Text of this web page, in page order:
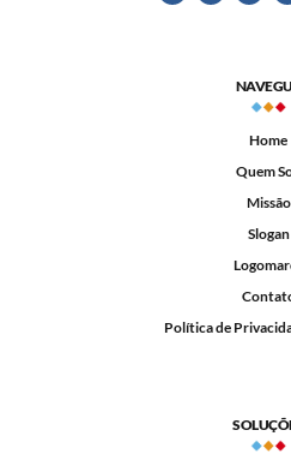
Home
Quem
Missão
Slogan
Política de